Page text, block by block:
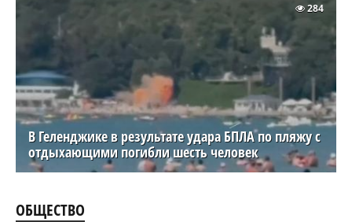
В Геленджике в результате удара БПЛА по пляжу с
отдыхающими погибли шесть человек
284
ОБЩЕСТВО